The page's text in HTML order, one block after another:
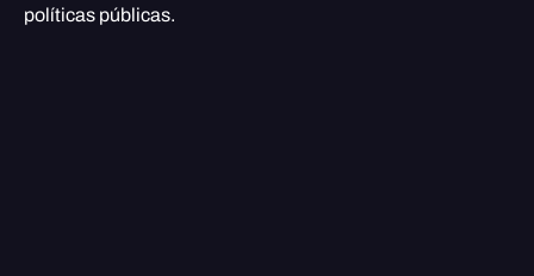
políticas públicas.